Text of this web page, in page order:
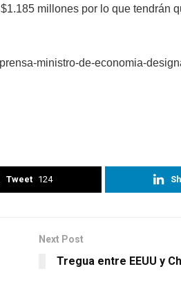
millones por lo que tendrán
ministro-de-economia-
Tweet 124
Next Post
Tregua entre EEUU y